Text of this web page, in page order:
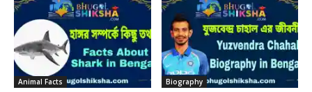
Animal Facts Biography